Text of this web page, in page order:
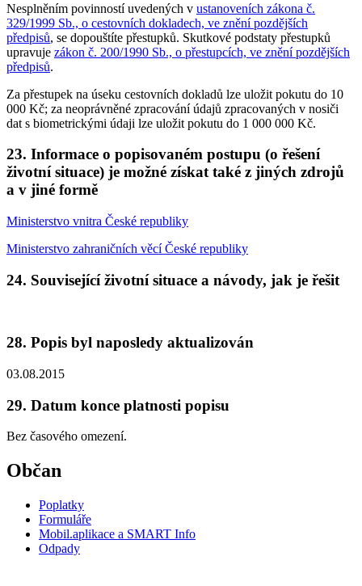
Nesplněním povinností uvedených v ustanoveních zákona č.
329/1999 Sb., o cestovních dokladech, ve znění pozdějších
předpisů, se dopouštíte přestupků. Skutkové podstaty přestupků
upravuje zákon č. 200/1990 Sb., o přestupcích, ve znění pozdějších
předpisů.
Za přestupek na úseku cestovních dokladů lze uložit pokutu do 10
000 Kč; za neoprávněné zpracování údajů zpracovaných v nosiči
dat s biometrickými údaji lze uložit pokutu do 1 000 000 Kč.
23. Informace o popisovaném postupu (o řešení
životní situace) je možné získat také z jiných zdrojů
a v jiné formě
Ministerstvo vnitra České republiky
Ministerstvo zahraničních věcí České republiky
24. Související životní situace a návody, jak je řešit
28. Popis byl naposledy aktualizován
03.08.2015
29. Datum konce platnosti popisu
Bez časového omezení.
Občan
Poplatky
Formuláře
Mobil.aplikace a SMART Info
Odpady